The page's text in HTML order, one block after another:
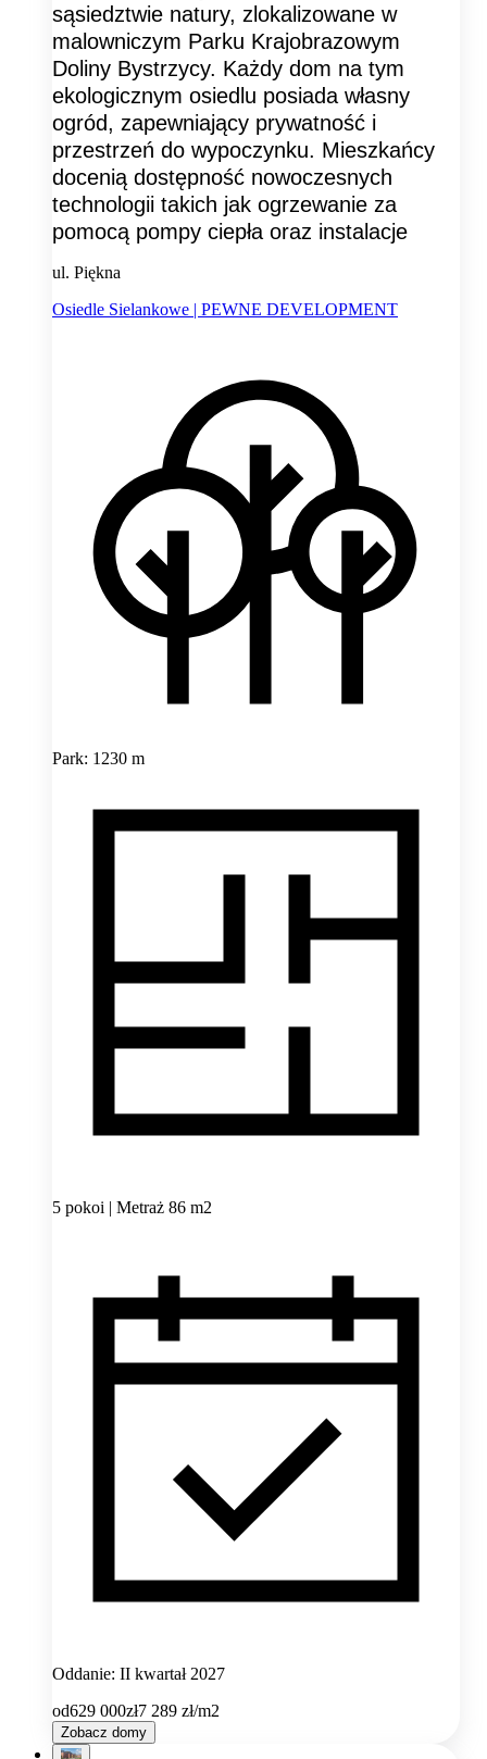
sąsiedztwie natury, zlokalizowane w
malowniczym Parku Krajobrazowym
Doliny Bystrzycy. Każdy dom na tym
ekologicznym osiedlu posiada własny
ogród, zapewniający prywatność i
przestrzeń do wypoczynku. Mieszkańcy
docenią dostępność nowoczesnych
technologii takich jak ogrzewanie za
pomocą pompy ciepła oraz instalacje
ul. Piękna
Osiedle Sielankowe | PEWNE DEVELOPMENT
Park: 1230 m
5 pokoi | Metraż 86 m2
Oddanie: II kwartał 2027
od629 000zł7 289 zł/m2
Zobacz domy